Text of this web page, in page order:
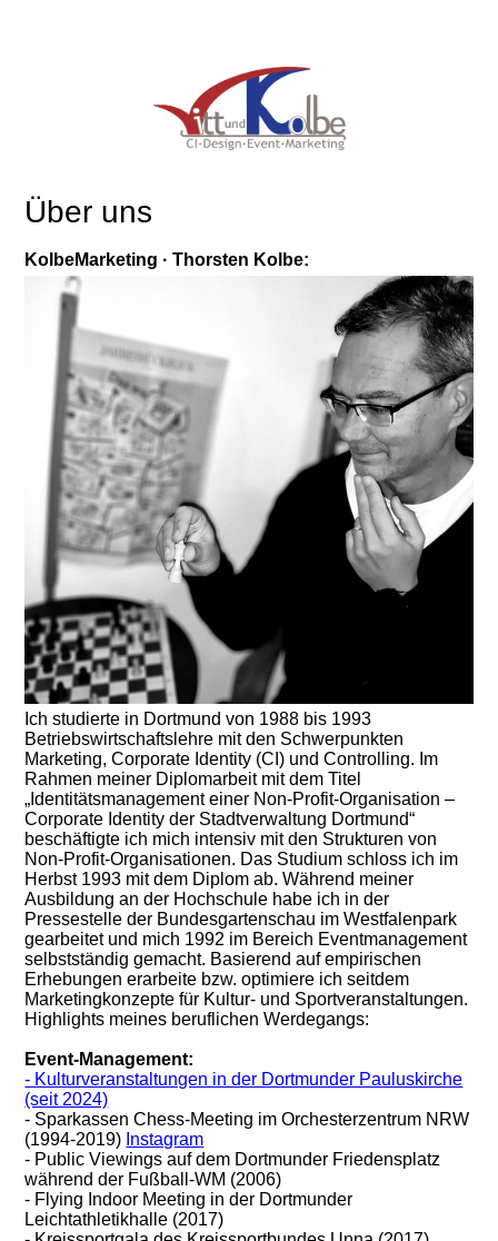
Über uns
KolbeMarketing · Thorsten Kolbe:
Ich studierte in Dortmund von 1988 bis 1993
Betriebswirtschaftslehre mit den Schwerpunkten
Marketing, Corporate Identity (CI) und Controlling. Im
Rahmen meiner Diplomarbeit mit dem Titel
„Identitätsmanagement einer Non-Profit-Organisation –
Corporate Identity der Stadtverwaltung Dortmund“
beschäftigte ich mich intensiv mit den Strukturen von
Non-Profit-Organisationen. Das Studium schloss ich im
Herbst 1993 mit dem Diplom ab. Während meiner
Ausbildung an der Hochschule habe ich in der
Pressestelle der Bundesgartenschau im Westfalenpark
gearbeitet und mich 1992 im Bereich Eventmanagement
selbstständig gemacht. Basierend auf empirischen
Erhebungen erarbeite bzw. optimiere ich seitdem
Marketingkonzepte für Kultur- und Sportveranstaltungen.
Highlights meines beruflichen Werdegangs:
Event-Management:
- Kulturveranstaltungen in der Dortmunder Pauluskirche
(seit 2024)
- Sparkassen Chess-Meeting im Orchesterzentrum NRW
(1994-2019) Instagram
- Public Viewings auf dem Dortmunder Friedensplatz
während der Fußball-WM (2006)
- Flying Indoor Meeting in der Dortmunder
Leichtathletikhalle (2017)